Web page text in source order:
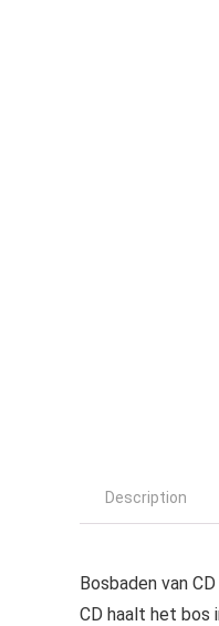
Description
Bosbaden van CD
CD haalt het bos